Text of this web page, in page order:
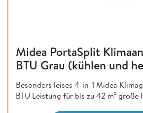
Midea PortaSplit
BTU Grau (kühlen und
Besonders leises 4-in-1 Midea
BTU Leistung für bis zu 42 m² große